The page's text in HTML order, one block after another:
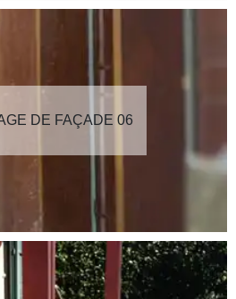
DE FAÇADE 06